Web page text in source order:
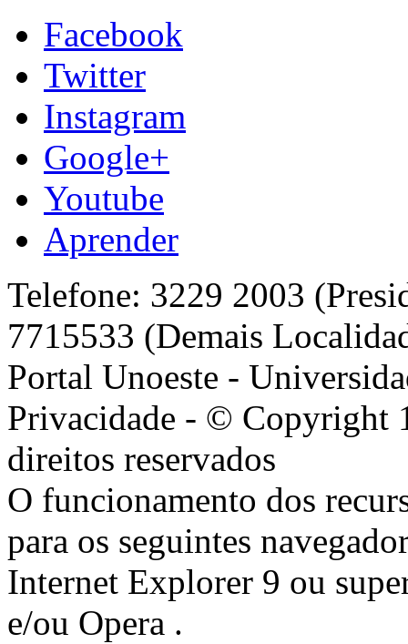
Facebook
Twitter
Instagram
Google+
Youtube
Aprender
Telefone: 3229 2003
7715533 (Demais
Portal Unoeste -
Privacidade - © Copyright
direitos reservados
O funcionamento dos
para os seguintes
Internet Explorer 9 ou
e/ou Opera .